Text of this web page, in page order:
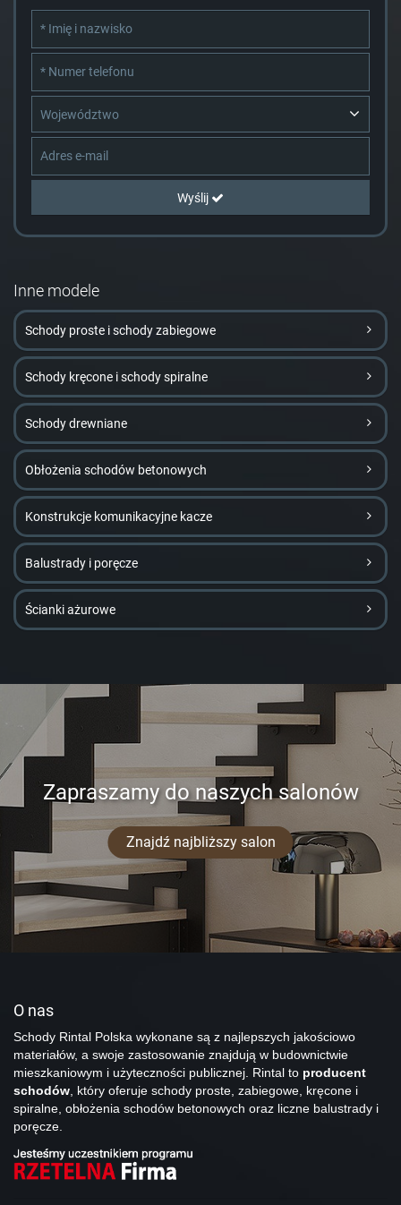
Województwo
Wyślij
Inne modele
Schody proste i schody zabiegowe
Schody kręcone i schody spiralne
Schody drewniane
Obłożenia schodów betonowych
Konstrukcje komunikacyjne kacze
Balustrady i poręcze
Ścianki ażurowe
Zapraszamy do naszych salonów
Znajdź najbliższy salon
O nas
Schody Rintal Polska wykonane są z najlepszych jakościowo
materiałów, a swoje zastosowanie znajdują w budownictwie
mieszkaniowym i użyteczności publicznej. Rintal to producent
schodów , który oferuje schody proste, zabiegowe, kręcone i
spiralne, obłożenia schodów betonowych oraz liczne balustrady i
poręcze.